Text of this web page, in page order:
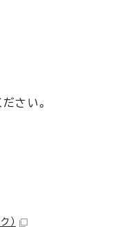
さい。
）